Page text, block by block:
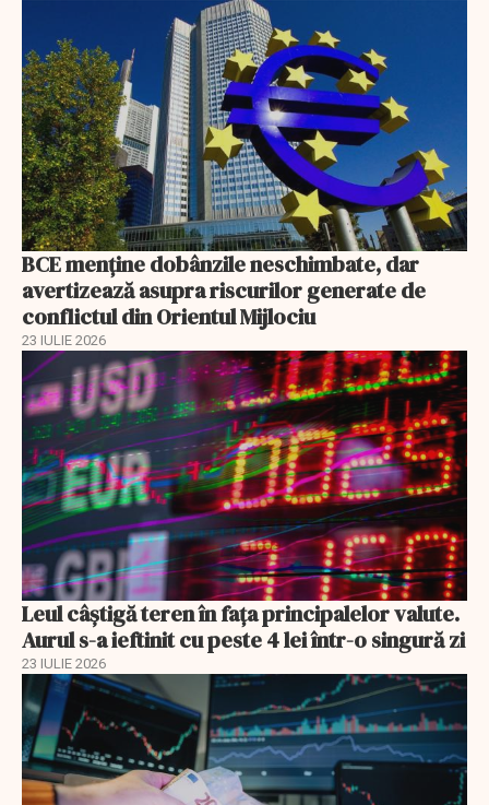
BCE menține dobânzile neschimbate, dar
avertizează asupra riscurilor generate de
conflictul din Orientul Mijlociu
23 IULIE 2026
Leul câștigă teren în fața principalelor valute.
Aurul s-a ieftinit cu peste 4 lei într-o singură zi
23 IULIE 2026